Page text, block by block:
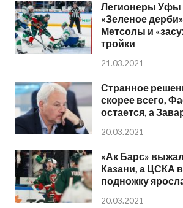
Легионеры Уфы
«Зеленое
Метсолы и
тройки
21.03.2021
Странное
скорее всего,
остается, а
20.03.2021
«Ак Барс»
Казани, а ЦСКА
подножку
20.03.2021